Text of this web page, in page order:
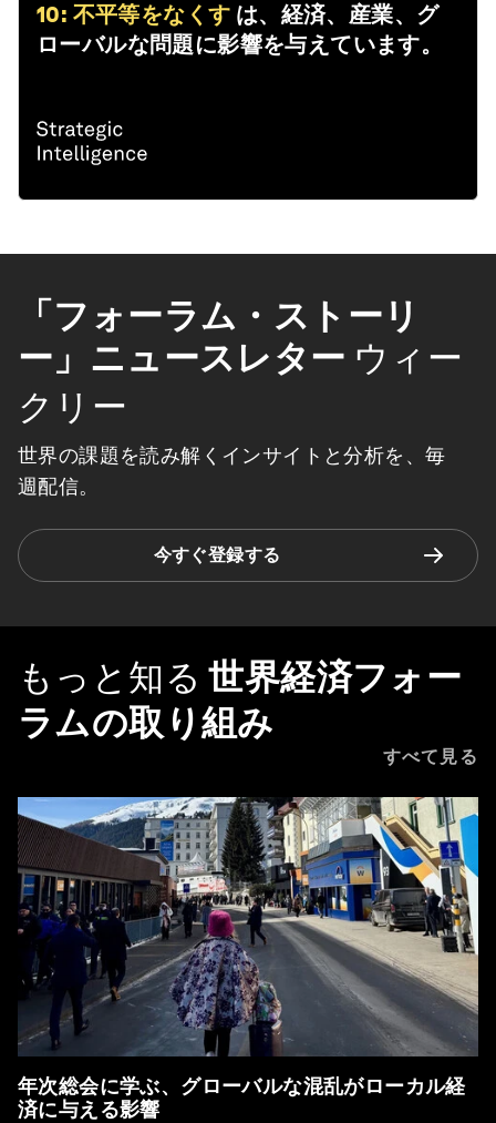
10: 不平等をなくす は、経済、産業、グ
ローバルな問題に影響を与えています。
「フォーラム・ストーリ
ー」ニュースレター ウィー
クリー
世界の課題を読み解くインサイトと分析を、毎
週配信。
今すぐ登録する
もっと知る 世界経済フォー
ラムの取り組み
すべて見る
年次総会に学ぶ、グローバルな混乱がローカル経
済に与える影響